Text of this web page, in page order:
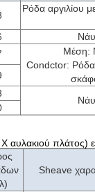
Ρόδα αργιλίου
Μέση:
Condctor: Ρόδα
αυλακιού πλάτος)
Sheave